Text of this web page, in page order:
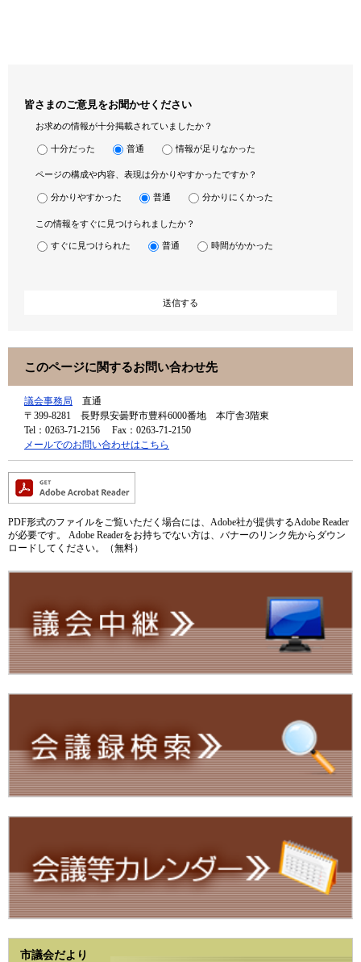
皆さまのご意見をお聞かせください
お求めの情報が十分掲載されていましたか？
十分だった 普通 情報が足りなかった
ページの構成や内容、表現は分かりやすかったですか？
分かりやすかった 普通 分かりにくかった
この情報をすぐに見つけられましたか？
すぐに見つけられた 普通 時間がかかった
このページに関するお問い合わせ先
議会事務局
直通
〒399-8281
長野県安曇野市豊科6000番地 本庁舎3階東
Tel：0263-71-2156
Fax：0263-71-2150
メールでのお問い合わせはこちら
PDF形式のファイルをご覧いただく場合には、Adobe社が提供するAdobe Reader
が必要です。
Adobe Readerをお持ちでない方は、バナーのリンク先からダウン
ロードしてください。（無料）
市議会だより